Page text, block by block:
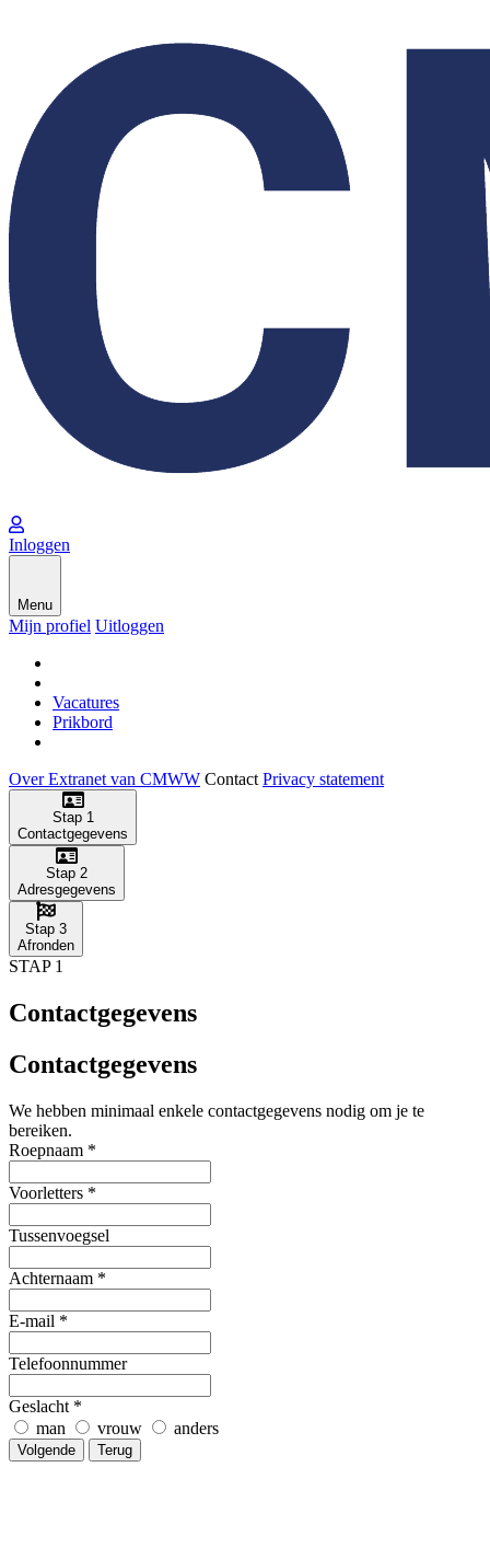
Inloggen
Menu
Mijn profiel Uitloggen
Vacatures
Prikbord
Over Extranet van CMWW Contact Privacy statement
Stap 1
Contactgegevens
Stap 2
Adresgegevens
Stap 3
Afronden
STAP 1
Contactgegevens
Contactgegevens
We hebben minimaal enkele contactgegevens nodig om je te
bereiken.
Roepnaam *
Voorletters *
Tussenvoegsel
Achternaam *
E-mail *
Telefoonnummer
Geslacht *
man
vrouw anders
Volgende Terug